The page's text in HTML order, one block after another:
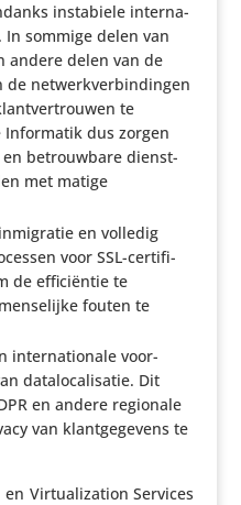
insta­biele inter­na­
sommige delen van
andere delen van de
de netwerk­ver­bin­dingen
te
Infor­matik dus zorgen
betrouw­bare dienst­
met matige
en volledig
voor SSL-certi­fi­
de effi­ci­ëntie te
fouten te
inter­na­ti­o­nale voor­
data­lo­ca­li­satie. Dit
en andere regionale
van klant­ge­ge­vens te
Virtu­a­li­za­tion Services